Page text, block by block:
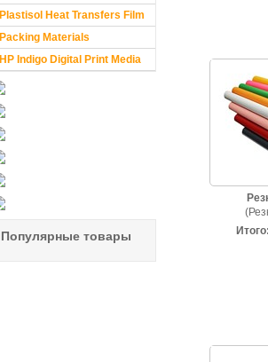
Plastisol Heat Transfers Film
Packing Materials
HP Indigo Digital Print Media
Популярные товары
Итого: